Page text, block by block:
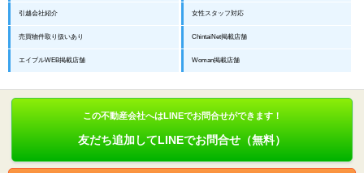
引越会社紹介 女性スタッフ対応
売買物件取り扱いあり ChintaiNet掲載店舗
エイブルWEB掲載店舗 Woman掲載店舗
この不動産会社へはLINEでお問合せができます！
友だち追加してLINEでお問合せ（無料）